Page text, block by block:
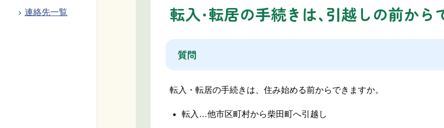
連絡先一覧
転入・転居の手続きは、引越しの前から
質問
転入・転居の手続きは、住み始める前からできますか。
転入…他市区町村から柴田町へ引越し